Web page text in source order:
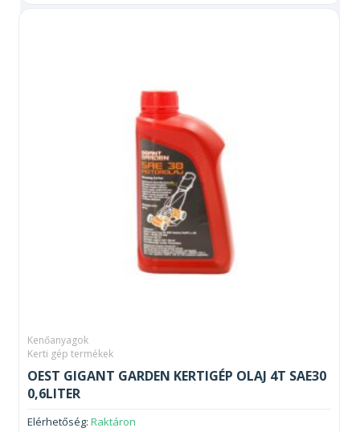
Kenőanyagok
Kerti gép termékek
OEST GIGANT GARDEN KERTIGÉP OLAJ 4T SAE30
0,6LITER
Elérhetőség: Raktáron